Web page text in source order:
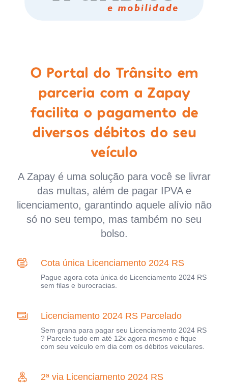
O Portal do Trânsito em
parceria com a Zapay
facilita o pagamento de
diversos débitos do seu
veículo
A Zapay é uma solução para você se livrar
das multas, além de pagar IPVA e
licenciamento, garantindo aquele alívio não
só no seu tempo, mas também no seu
bolso.
Cota única Licenciamento 2024 RS
Pague agora cota única do Licenciamento 2024 RS
sem filas e burocracias.
Licenciamento 2024 RS Parcelado
Sem grana para pagar seu Licenciamento 2024 RS
? Parcele tudo em até 12x agora mesmo e fique
com seu veículo em dia com os débitos veiculares.
2ª via Licenciamento 2024 RS